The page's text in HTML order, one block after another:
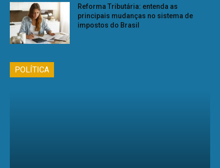
Reforma Tributária: entenda as
principais mudanças no sistema de
impostos do Brasil
POLÍTICA